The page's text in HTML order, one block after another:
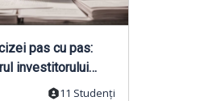
pas cu pas:
investitorului
11 Studenți